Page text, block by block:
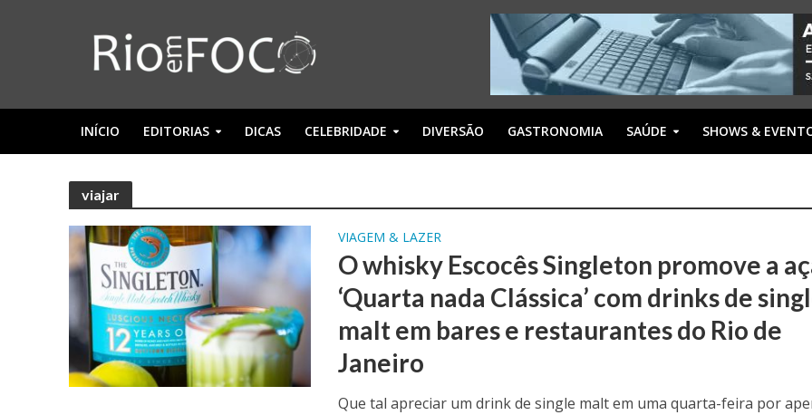
INÍCIO EDITORIAS DICAS CELEBRIDADE DIVERSÃO GASTRONOMIA SAÚDE SHOWS &
viajar
VIAGEM & LAZER
O whisky Escocês Singleton promove a
‘Quarta nada Clássica’ com drinks de
malt em bares e restaurantes do Rio de
Janeiro
Que tal apreciar um drink de single malt em uma quarta-feira por